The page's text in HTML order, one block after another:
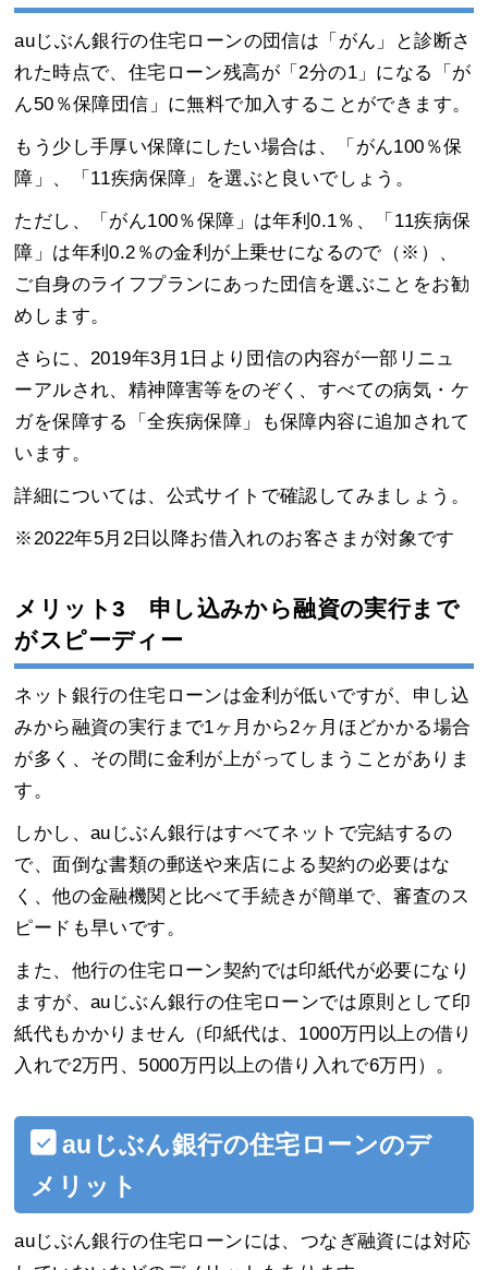
auじぶん銀行の住宅ローンの団信は「がん」と診断さ
れた時点で、住宅ローン残高が「2分の1」になる「が
ん50％保障団信」に無料で加入することができます。
もう少し手厚い保障にしたい場合は、「がん100％保
障」、「11疾病保障」を選ぶと良いでしょう。
ただし、「がん100％保障」は年利0.1％、「11疾病保
障」は年利0.2％の金利が上乗せになるので（※）、
ご自身のライフプランにあった団信を選ぶことをお勧
めします。
さらに、2019年3月1日より団信の内容が一部リニュ
ーアルされ、精神障害等をのぞく、すべての病気・ケ
ガを保障する「全疾病保障」も保障内容に追加されて
います。
詳細については、公式サイトで確認してみましょう。
※2022年5月2日以降お借入れのお客さまが対象です
メリット3 申し込みから融資の実行まで
がスピーディー
ネット銀行の住宅ローンは金利が低いですが、申し込
みから融資の実行まで1ヶ月から2ヶ月ほどかかる場合
が多く、その間に金利が上がってしまうことがありま
す。
しかし、auじぶん銀行はすべてネットで完結するの
で、面倒な書類の郵送や来店による契約の必要はな
く、他の金融機関と比べて手続きが簡単で、審査のス
ピードも早いです。
また、他行の住宅ローン契約では印紙代が必要になり
ますが、auじぶん銀行の住宅ローンでは原則として印
紙代もかかりません（印紙代は、1000万円以上の借り
入れで2万円、5000万円以上の借り入れで6万円）。
auじぶん銀行の住宅ローンのデ
メリット
auじぶん銀行の住宅ローンには、つなぎ融資には対応